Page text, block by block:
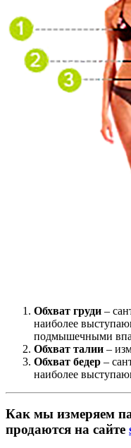
Обхват груди –
наиболее
подмышечными
Обхват талии –
Обхват бедер –
наиболее
Как мы измеряем
продаются на сайте